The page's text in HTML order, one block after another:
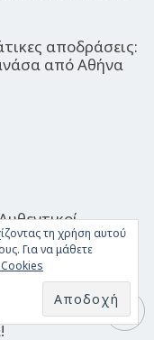
αποδράσεις:
από Αθήνα
στο Barbounaki
για 3
τη χρήση αυτού
Για να μάθετε